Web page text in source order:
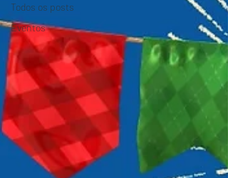
Todos os posts
Eventos